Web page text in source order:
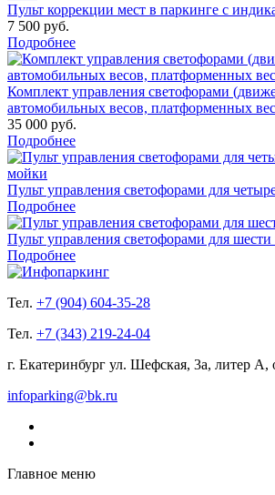
Пульт коррекции мест в паркинге с
7 500 руб.
Подробнее
Комплект управления светофорами
автомобильных весов, платформенных
35 000 руб.
Подробнее
Пульт управления светофорами для
Подробнее
Пульт управления светофорами для
Подробнее
Тел. +7 (904) 604-35-28
Тел. +7 (343) 219-24-04
г. Екатеринбург ул. Шефская, 3а, литер А,
infoparking@bk.ru
Главное меню